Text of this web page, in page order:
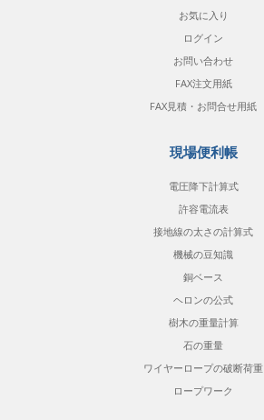
お気に入り
ログイン
お問い合わせ
FAX注文用紙
FAX見積・お問合せ用紙
現場便利帳
電圧降下計算式
許容電流表
接地線の太さの計算式
機械の豆知識
銅ベース
ヘロンの公式
樹木の重量計算
石の重量
ワイヤーロープの破断荷重
ロープワーク